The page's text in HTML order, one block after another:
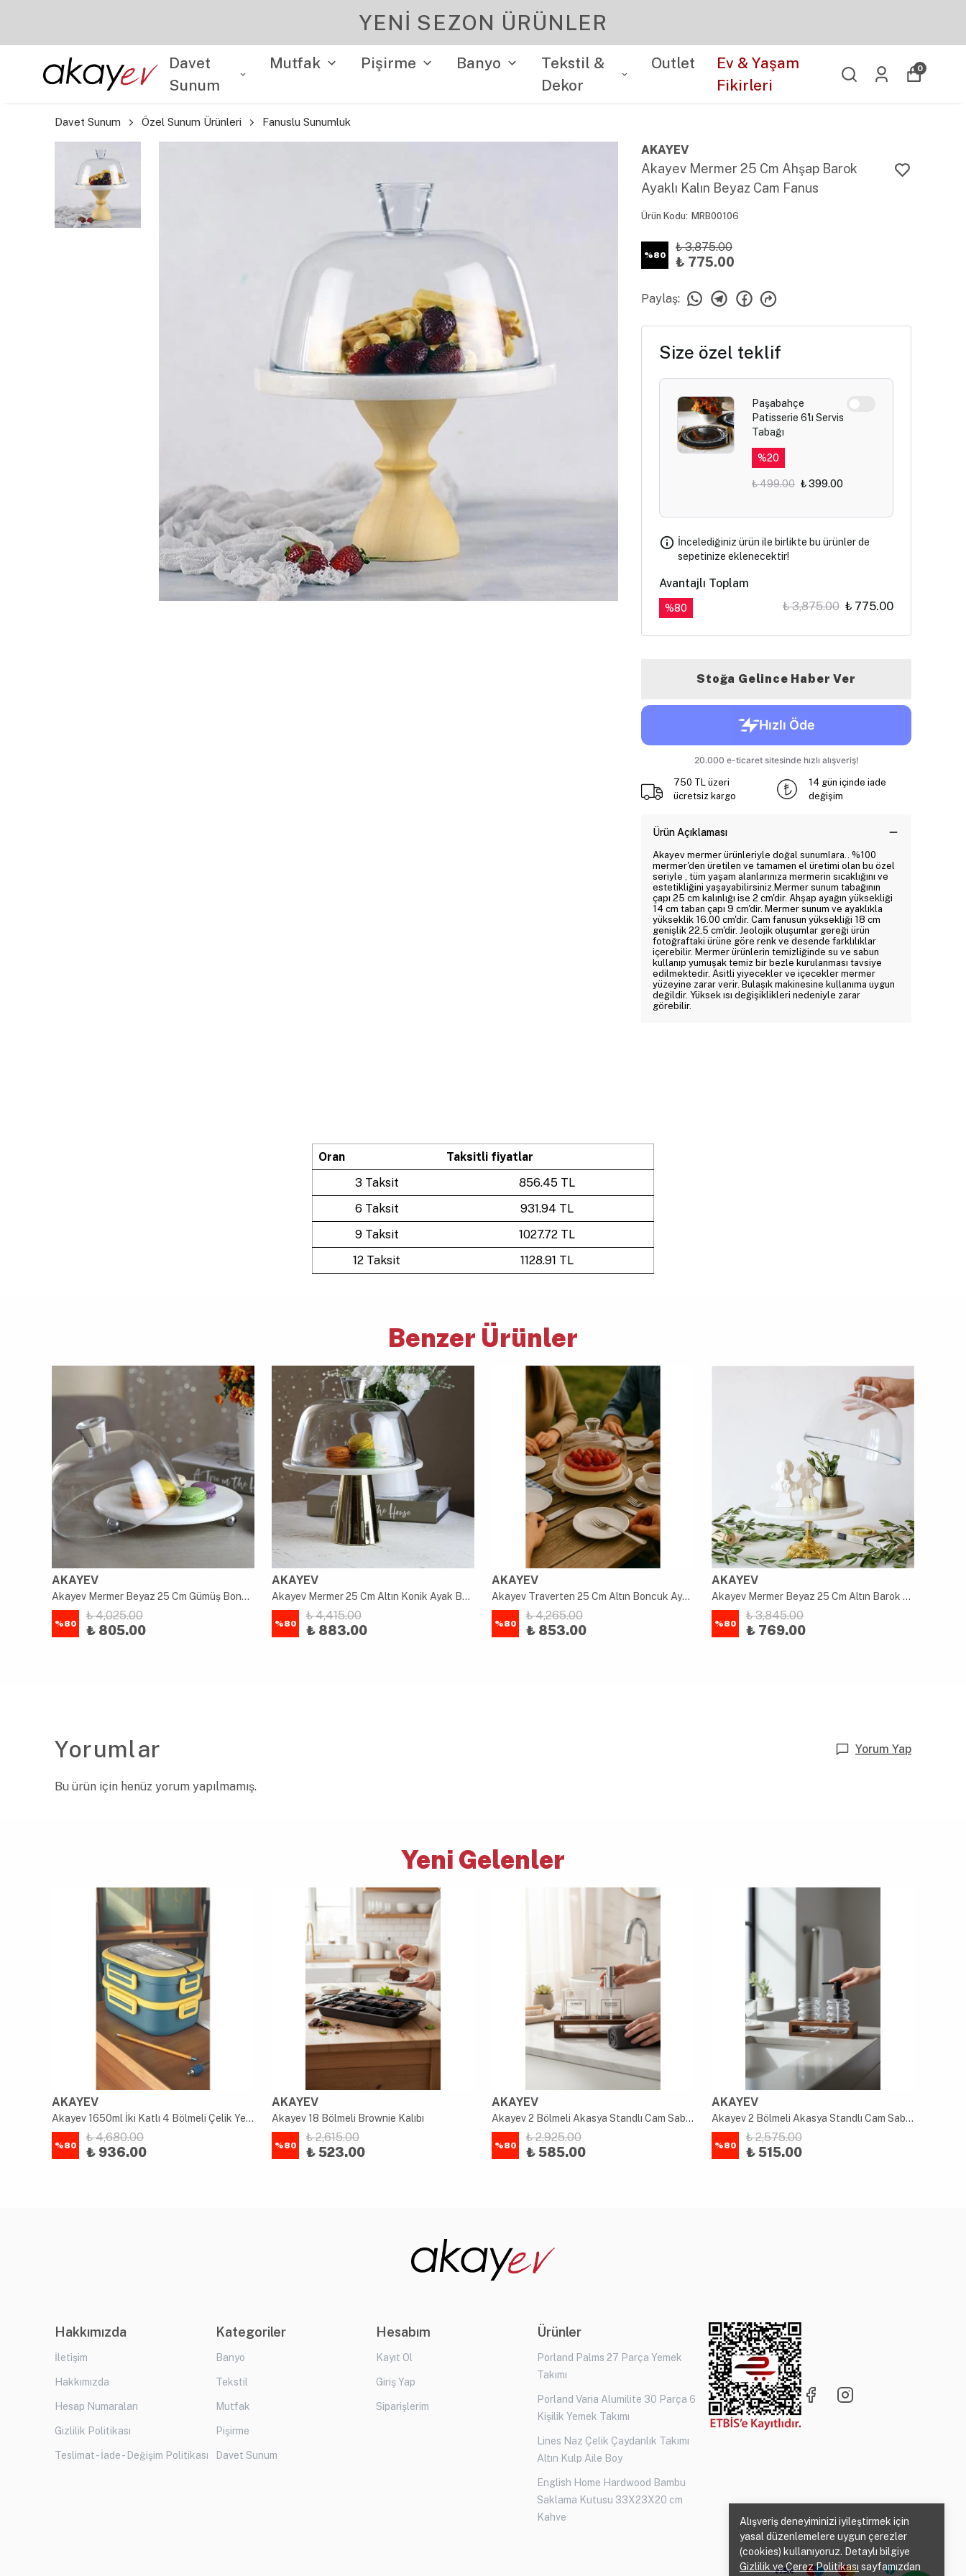
YENI SEZON ÜRÜNLER
Davet
Sunum
Mutfak Pişirme Banyo
Tekstil &
Dekor
Outlet
Ev & Yaşam
Fikirleri
0
Alışveriş deneyiminizi iyileştirmek için
yasal düzenlemelere uygun çerezler
(cookies) kullanıyoruz. Detaylı bilgiye
Gizlilik ve Çerez Politikası sayfamızdan
Davet Sunum Özel Sunum Ürünleri Fanuslu Sunumluk
AKAYEV
Akayev Mermer 25 Cm Ahşap Barok
Ayaklı Kalın Beyaz Cam Fanus
Ürün Kodu: MRB00106
%80
₺ 3,875.00
₺ 775.00
Paylaş:
Size özel teklif
Paşabahçe
Patisserie 6'lı Servis
Tabağı
%20
₺ 499.00 ₺ 399.00
İncelediğiniz ürün ile birlikte bu ürünler de
sepetinize eklenecektir!
Avantajlı Toplam
%80 ₺ 3,875.00 ₺ 775.00
Stoğa Gelince Haber Ver
750 TL üzeri
ücretsiz kargo
14 gün içinde iade
değişim
Ürün Açıklaması
Akayev mermer ürünleriyle doğal sunumlara.. %100
mermer'den üretilen ve tamamen el üretimi olan bu özel
seriyle , tüm yaşam alanlarınıza mermerin sıcaklığını ve
estetikliğini yaşayabilirsiniz.Mermer sunum tabağının
çapı 25 cm kalınlığı ise 2 cm'dir. Ahşap ayağın yüksekliği
14 cm taban çapı 9 cm'dir. Mermer sunum ve ayaklıkla
yükseklik 16.00 cm'dir. Cam fanusun yüksekliği 18 cm
genişlik 22,5 cm'dir. Jeolojik oluşumlar gereği ürün
fotoğraftaki ürüne göre renk ve desende farklılıklar
içerebilir. Mermer ürünlerin temizliğinde su ve sabun
kullanıp yumuşak temiz bir bezle kurulanması tavsiye
edilmektedir. Asitli yiyecekler ve içecekler mermer
yüzeyine zarar verir. Bulaşık makinesine kullanıma uygun
değildir. Yüksek ısı değişiklikleri nedeniyle zarar
görebilir.
Oran
Taksitli fiyatlar
3 Taksit
856.45 TL
6 Taksit
931.94 TL
9 Taksit
1027.72 TL
12 Taksit
1128.91 TL
Benzer Ürünler
AKAYEV
Akayev Mermer Beyaz 25 Cm Gümüş Boncuk Ayak Cam Fanus
%80
₺ 4,025.00
₺ 805.00
AKAYEV
Akayev Mermer 25 Cm Altın Konik Ayak Beyaz CamFanus
%80
₺ 4,415.00
₺ 883.00
AKAYEV
Akayev Traverten 25 Cm Altın Boncuk Ayaklı Cam Fanus
%80
₺ 4,265.00
₺ 853.00
AKAYEV
Akayev Mermer Beyaz 25 Cm Altın Barok Ayak Cam Fanus
%80
₺ 3,845.00
₺ 769.00
Yorumlar Yorum Yap
Bu ürün için henüz yorum yapılmamış.
Yeni Gelenler
AKAYEV
Akayev 1650ml İki Katlı 4 Bölmeli Çelik Yemek Kabı Mavi
%80
₺ 4,680.00
₺ 936.00
AKAYEV
Akayev 18 Bölmeli Brownie Kalıbı
%80
₺ 2,615.00
₺ 523.00
AKAYEV
Akayev 2 Bölmeli Akasya Standlı Cam Sabunluk ve Diş Fırçalık Seti
%80
₺ 2,925.00
₺ 585.00
AKAYEV
Akayev 2 Bölmeli Akasya Standlı Cam Sabunluk ve Diş Fırçalık Seti
%80
₺ 2,575.00
₺ 515.00
Hakkımızda
İletişim
Hakkımızda
Hesap Numaraları
Gizlilik Politikası
Teslimat - İade - Değişim Politikası
Kategoriler
Banyo
Tekstil
Mutfak
Pişirme
Davet Sunum
Hesabım
Kayıt Ol
Giriş Yap
Siparişlerim
Ürünler
Porland Palms 27 Parça Yemek
Takımı
Porland Varia Alumilite 30 Parça 6
Kişilik Yemek Takımı
Lines Naz Çelik Çaydanlık Takımı
Altın Kulp Aile Boy
English Home Hardwood Bambu
Saklama Kutusu 33X23X20 cm
Kahve